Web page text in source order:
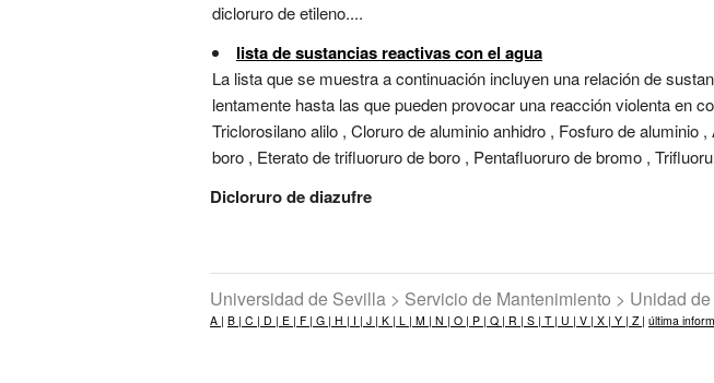
dicloruro de etileno....
lista de sustancias reactivas con el agua
La lista que se muestra a continuación incluyen una relación de
lentamente hasta las que pueden provocar una reacción violenta en
Triclorosilano alilo , Cloruro de aluminio anhidro , Fosfuro de
boro , Eterato de trifluoruro de boro , Pentafluoruro de bromo ,
Dicloruro de diazufre
Universidad de Sevilla > Servicio de Mantenimiento > Unidad
A | B | C | D | E | F | G | H | I | J | K | L | M | N | O | P | Q | R | S | T | U | V | X | Y | Z | última